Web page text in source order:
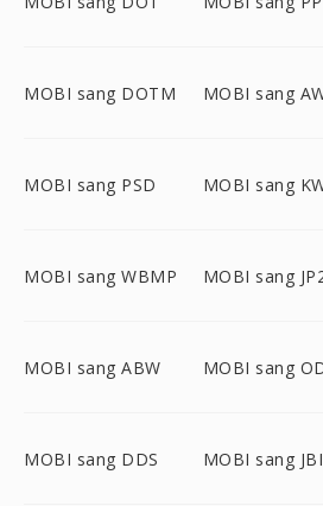
MOBI sang DOTM MOBI sang
MOBI sang PSD MOBI sang
MOBI sang WBMP MOBI sang
MOBI sang ABW MOBI sang
MOBI sang DDS MOBI sang